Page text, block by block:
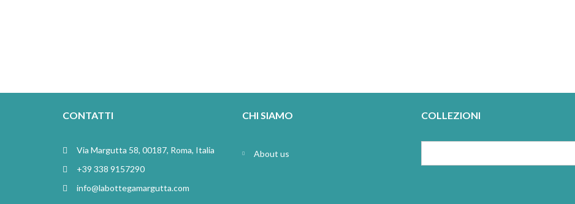
CONTATTI
Via Margutta 58, 00187, Roma, Italia
+39 338 9157290
info@labottegamargutta.com
CHI SIAMO
About us
COLLEZIONI